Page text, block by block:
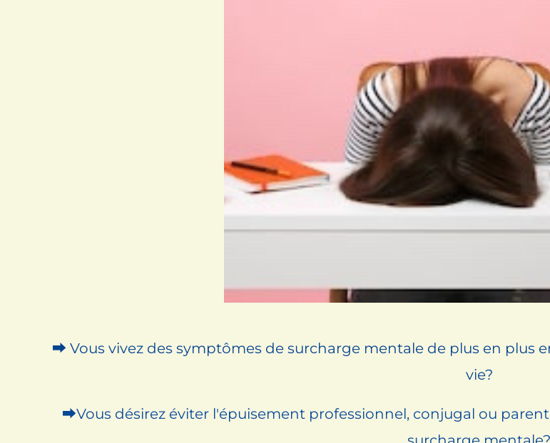
⮕ Vous vivez des symptômes de surcharge mentale de plus en plus
vie?
⮕Vous désirez éviterl'épuisement professionnel, conjugal ou